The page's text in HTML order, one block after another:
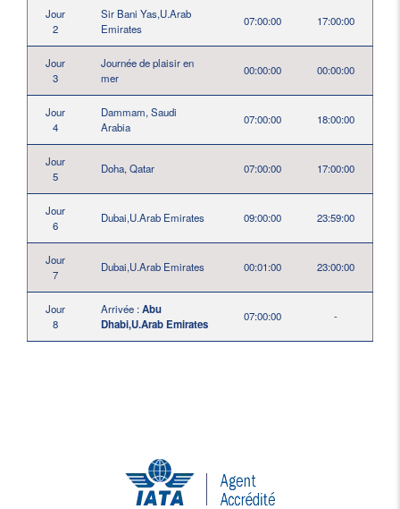
Jour
2
Sir Bani Yas,U.Arab
Emirates
07:00:00 17:00:00
Jour
3
Journée de plaisir en
mer
00:00:00 00:00:00
Jour
4
Dammam, Saudi
Arabia
07:00:00 18:00:00
Jour
5
Doha, Qatar 07:00:00 17:00:00
Jour
6
Dubai,U.Arab Emirates 09:00:00 23:59:00
Jour
7
Dubai,U.Arab Emirates 00:01:00 23:00:00
Jour
8
Arrivée :Abu
Dhabi,U.Arab Emirates
07:00:00 -